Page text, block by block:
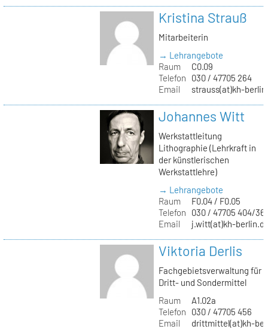
Kristina Strauß
Mitarbeiterin
→ Lehrangebote
Raum
C0.09
Telefon
030 / 47705 264
Email
strauss(at)kh-
Johannes Witt
Werkstattleitung
Lithographie (Lehrkraft in
der künstlerischen
Werkstattlehre)
→ Lehrangebote
Raum
F0.04 / F0.05
Telefon
030 / 47705 404/
Email
j.witt(at)kh-
Viktoria Derlis
Fachgebietsverwaltung für
Dritt- und Sondermittel
Raum
A1.02a
Telefon
030 / 47705 456
Email
drittmittel(at)kh-